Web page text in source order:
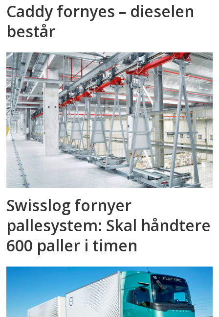
Caddy fornyes – dieselen
består
Swisslog fornyer
pallesystem: Skal håndtere
600 paller i timen